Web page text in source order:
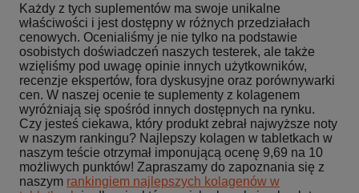
Każdy z tych suplementów ma swoje unikalne
właściwości i jest dostępny w różnych przedziałach
cenowych. Ocenialiśmy je nie tylko na podstawie
osobistych doświadczeń naszych testerek, ale także
wzięliśmy pod uwagę opinie innych użytkowników,
recenzje ekspertów, fora dyskusyjne oraz porównywarki
cen. W naszej ocenie te suplementy z kolagenem
wyróżniają się spośród innych dostępnych na rynku.
Czy jesteś ciekawa, który produkt zebrał najwyższe noty
w naszym rankingu? Najlepszy kolagen w tabletkach w
naszym teście otrzymał imponującą ocenę 9,69 na 10
możliwych punktów! Zapraszamy do zapoznania się z
naszym rankingiem najlepszych kolagenów w